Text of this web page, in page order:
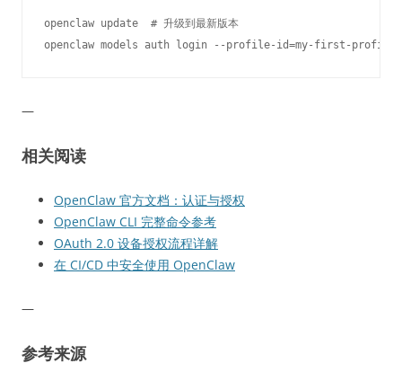
openclaw update  # 升级到最新版本
—
相关阅读
OpenClaw 官方文档：认证与授权
OpenClaw CLI 完整命令参考
OAuth 2.0 设备授权流程详解
在 CI/CD 中安全使用 OpenClaw
—
参考来源